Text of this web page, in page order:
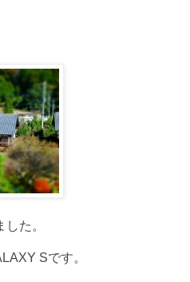
た。
Sです。